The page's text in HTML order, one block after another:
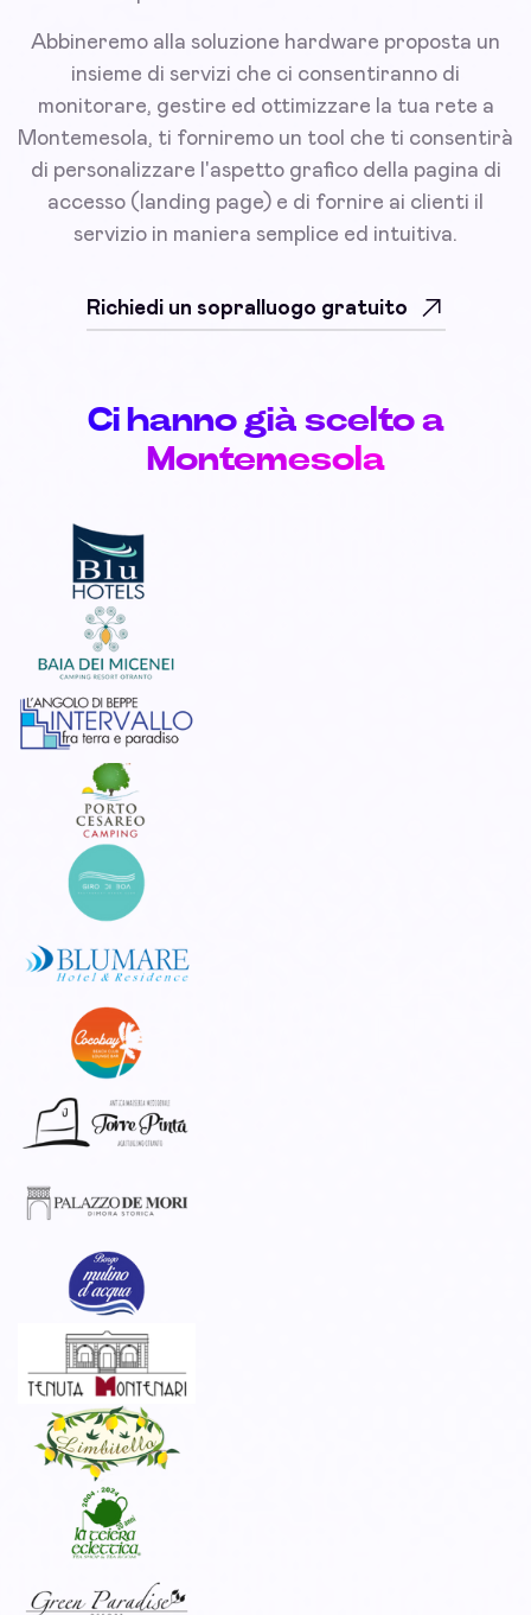
Abbineremo alla soluzione hardware proposta un
insieme di servizi che ci consentiranno di
monitorare, gestire ed ottimizzare la tua rete a
Montemesola, ti forniremo un tool che ti consentirà
di personalizzare l'aspetto grafico della pagina di
accesso (landing page) e di fornire ai clienti il
servizio in maniera semplice ed intuitiva.
Richiedi un sopralluogo gratuito
Ci hanno già scelto a
Montemesola